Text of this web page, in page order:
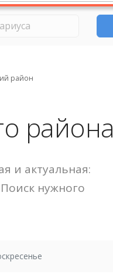
район
района
и актуальная:
нужного